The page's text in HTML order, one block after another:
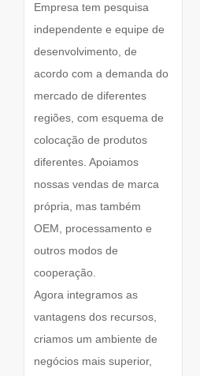
Empresa tem pesquisa
independente e equipe de
desenvolvimento, de
acordo com a demanda do
mercado de diferentes
regiões, com esquema de
colocação de produtos
diferentes. Apoiamos
nossas vendas de marca
própria, mas também
OEM, processamento e
outros modos de
cooperação.
Agora integramos as
vantagens dos recursos,
criamos um ambiente de
negócios mais superior,